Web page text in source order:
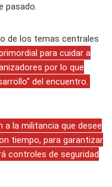
pasado.
de los temas centrales
para cuidar a
por lo que
del encuentro.
a la militancia que desee
tiempo, para garantizar
controles de seguridad